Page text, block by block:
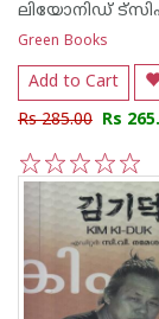
ലിയോനിഡ്
Green Books
Add to Cart
Rs 285.00 Rs
5
4
3
2
1